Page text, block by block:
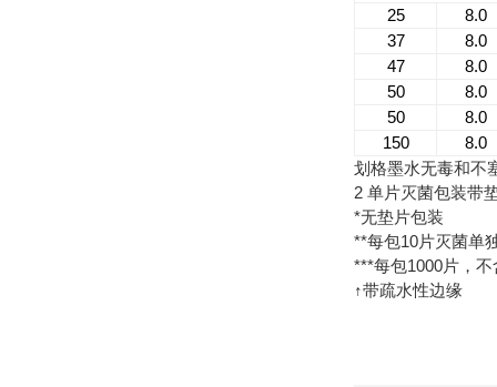
25
8.0
37
8.0
47
8.0
50
8.0
50
8.0
150
8.0
划格墨水无毒和不
2 单片灭菌包装带
*无垫片包装
**每包10片灭菌单
***每包1000片，
↑带疏水性边缘